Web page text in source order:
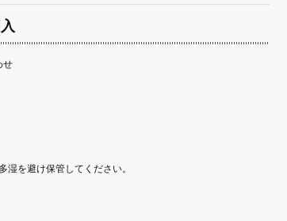
せ
湿を避け保管してください。